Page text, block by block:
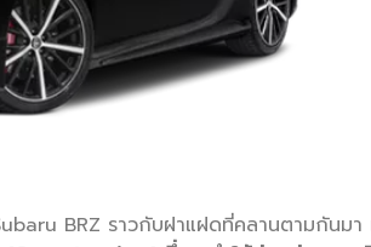
BRZ ราวกับฝาแฝดที่คลานตามกันม